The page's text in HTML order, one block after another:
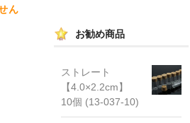
ん
お勧め商品
ストレート
【4.0×2.2cm】
10個 (13-037-10)